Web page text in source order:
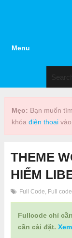
Menu
Mẹo: Bạn muốn
khóa điện thoạivào
THEME
HIỂM
Full Code, Full
Fullcode chỉ
cần cài đặt.